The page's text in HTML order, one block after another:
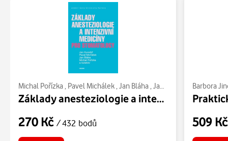
Michal Pořízka , Pavel Michálek, Jan Bláha , Jan Kunstýř
Základy anesteziologie a intenzivní medicíny pro stomatology
270 Kč / 432 bodů
Barbora
509